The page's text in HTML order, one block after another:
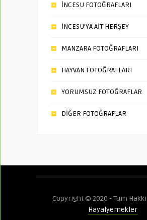
İNCESU FOTOĞRAFLARI
İNCESU’YA AİT HERŞEY
MANZARA FOTOĞRAFLARI
HAYVAN FOTOĞRAFLARI
YORUMSUZ FOTOĞRAFLAR
DİĞER FOTOĞRAFLAR
Copyright © 2020 - Tüm Hakkı
Hayalyemekler